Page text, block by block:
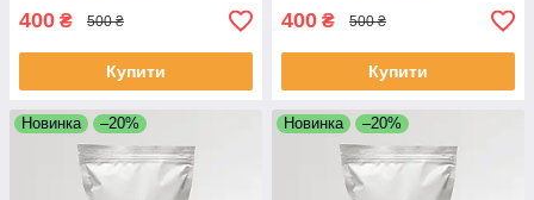
400 ₴ 500 ₴
Купити
400 ₴ 500 ₴
Купити
Новинка –20% Новинка –20%